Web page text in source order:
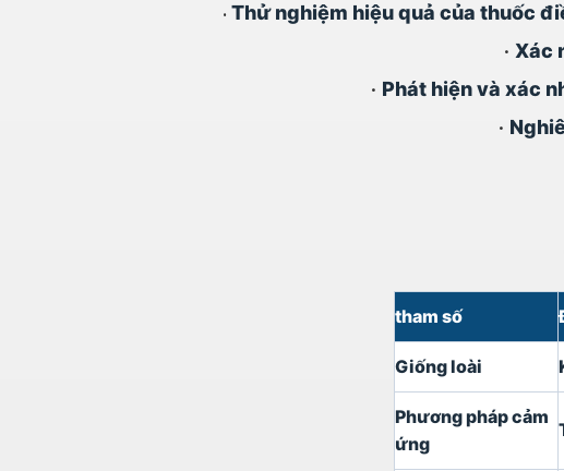
• Thử nghiệm hiệu quả của thuốc
• Xác
• Phát hiện và xác
•
tham số
Giống loài
Phương pháp cảm
ứng